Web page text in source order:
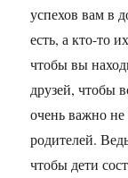
успехов вам в
есть, а кто-то
чтобы вы
друзей, чтобы
очень важно
родителей.
чтобы дети